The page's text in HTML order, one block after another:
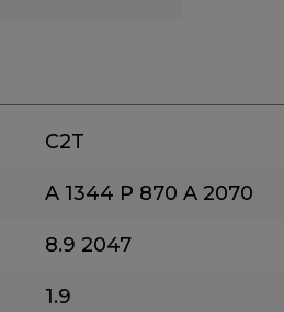
C2T
A 1344 P 870 A 2070
8.9 2047
1.9